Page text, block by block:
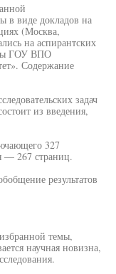
в виде докладов на
(Москва,
на аспирантских
ГОУ ВПО
Содержание
задач
из введения,
327
— 267 страниц.
результатов
темы,
научная новизна,